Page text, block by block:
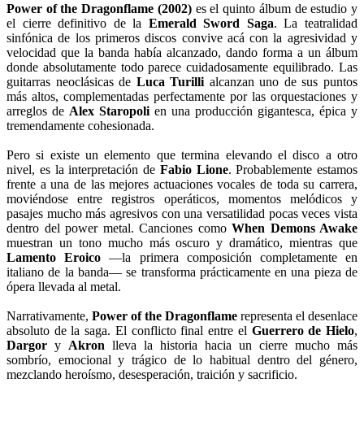
Power of the Dragonflame (2002)es el quinto álbum de estudio y
el cierre definitivo de la Emerald Sword Saga. La teatralidad
sinfónica de los primeros discos convive acá con la agresividad y
velocidad que la banda había alcanzado, dando forma a un álbum
donde absolutamente todo parece cuidadosamente equilibrado. Las
guitarras neoclásicas de Luca Turilli alcanzan uno de sus puntos
más altos, complementadas perfectamente por las orquestaciones y
arreglos de Alex Staropoli en una producción gigantesca, épica y
tremendamente cohesionada.
Pero si existe un elemento que termina elevando el disco a otro
nivel, es la interpretación de Fabio Lione. Probablemente estamos
frente a una de las mejores actuaciones vocales de toda su carrera,
moviéndose entre registros operáticos, momentos melódicos y
pasajes mucho más agresivos con una versatilidad pocas veces vista
dentro del power metal. Canciones como When Demons Awake
muestran un tono mucho más oscuro y dramático, mientras que
Lamento Eroico —la primera composición completamente en
italiano de la banda— se transforma prácticamente en una pieza de
ópera llevada al metal.
Narrativamente, Power of the Dragonflame representa el desenlace
absoluto de la saga. El conflicto final entre el Guerrero de Hielo,
Dargor y Akron lleva la historia hacia un cierre mucho más
sombrío, emocional y trágico de lo habitual dentro del género,
mezclando heroísmo, desesperación, traición y sacrificio.